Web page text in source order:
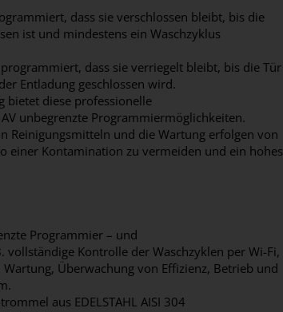
dass sie verschlossen bleibt, bis die
ist und mindestens ein Waschzyklus
dass sie verriegelt bleibt, bis die Tür
Entladung geschlossen wird.
bietet diese professionelle
unbegrenzte Programmiermöglichkeiten.
Reinigungsmitteln und die Wartung erfolgen von
einer Kontamination zu vermeiden und ein hohes
Programmier – und
vollständige Kontrolle der Waschzyklen per Wi-Fi,
Überwachung von Effizienz, Betrieb und
aus EDELSTAHL AISI 304